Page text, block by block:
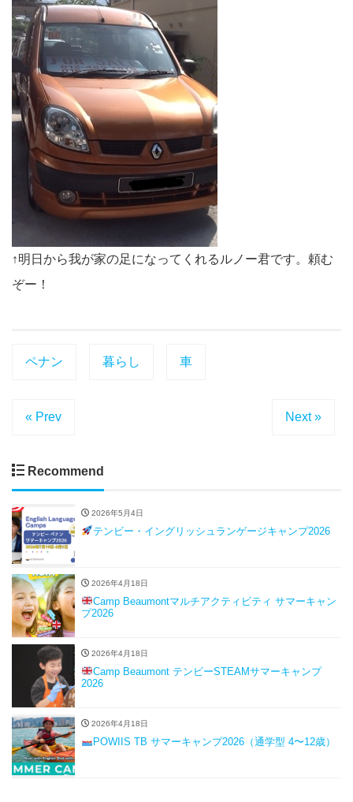
↑明日から我が家の足になってくれるルノー君です。頼む
ぞー！
ペナン 暮らし 車
« Prev Next »
Recommend
2026年5月4日
テンビー・イングリッシュランゲージキャンプ2026
2026年4月18日
Camp Beaumontマルチアクティビティ サマーキャン
プ2026
2026年4月18日
Camp Beaumont テンビーSTEAMサマーキャンプ
2026
2026年4月18日
POWIIS TB サマーキャンプ2026（通学型 4〜12歳）